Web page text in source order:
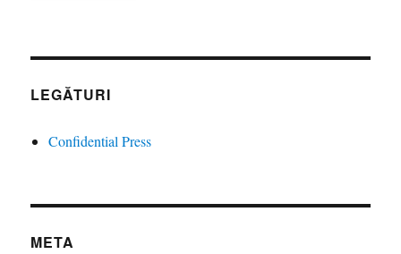
LEGĂTURI
Confidential Press
META